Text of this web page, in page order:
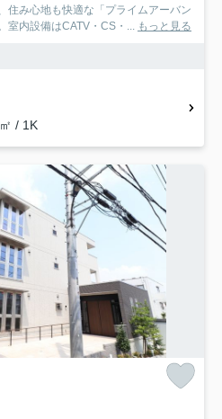
住み心地も快適な「プライムアーバン
室内設備はCATV・CS・... もっと見る
/ 1K